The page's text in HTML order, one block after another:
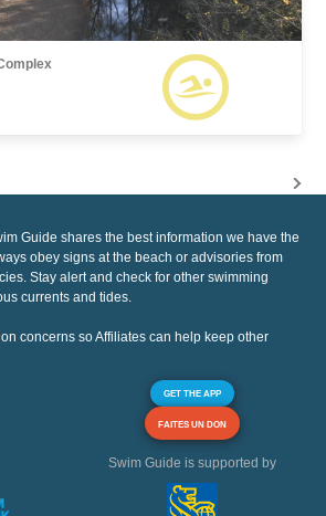
Guide shares the best information we have the
obey signs at the beach or advisories from
Stay alert and check for other swimming
currents and tides.
concerns so Affiliates can help keep other
GET THE APP
FAITES UN DON
Swim Guide is supported by